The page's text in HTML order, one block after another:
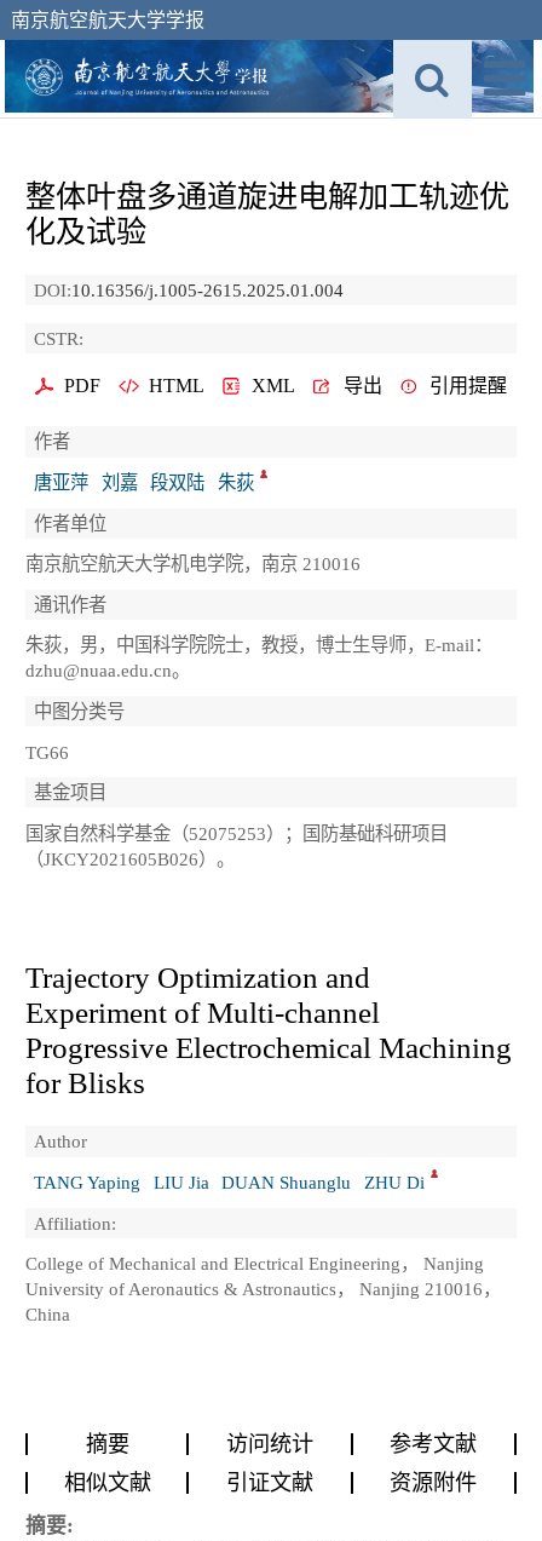
南京航空航天大学学报
整体叶盘多通道旋进电解加工轨迹优
化及试验
DOI:10.16356/j.1005-2615.2025.01.004
CSTR:
PDF HTML XML 导出 引用提醒
作者
唐亚萍
刘嘉 段双陆
朱荻
作者单位
南京航空航天大学机电学院，南京 210016
通讯作者
朱荻，男，中国科学院院士，教授，博士生导师，E-mail：
dzhu@nuaa.edu.cn。
中图分类号
TG66
基金项目
国家自然科学基金（52075253）；国防基础科研项目
（JKCY2021605B026）。
Trajectory Optimization and
Experiment of Multi-channel
Progressive Electrochemical Machining
for Blisks
Author
TANG Yaping
LIU Jia DUAN Shuanglu
ZHU Di
Affiliation:
College of Mechanical and Electrical Engineering， Nanjing
University of Aeronautics & Astronautics， Nanjing 210016，
China
摘要 访问统计
参考文献
相似文献
引证文献 资源附件
摘要: